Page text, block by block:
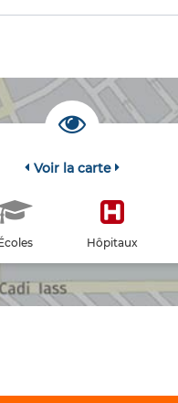
Voir la carte
Hôpitaux